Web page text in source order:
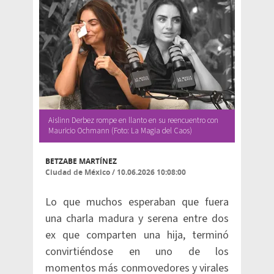
Aislinn Derbez rompe en llanto en su reencuentro con
Mauricio Ochmann (Foto: La Magia del Caos)
BETZABE MARTÍNEZ
Ciudad de México/ 10.06.2026 10:08:00
Lo que muchos esperaban que fuera
una charla madura y serena entre dos
ex que comparten una hija, terminó
convirtiéndose en uno de los
momentos más conmovedores y virales